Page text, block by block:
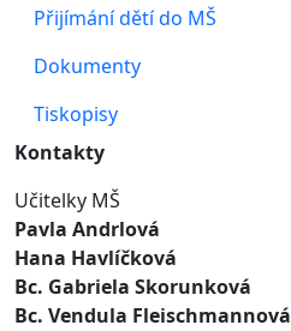
Přijímání dětí do MŠ
Dokumenty
Tiskopisy
Kontakty
Učitelky MŠ
Pavla Andrlová
Hana Havlíčková
Bc. Gabriela Skorunková
Bc. Vendula Fleischmannová